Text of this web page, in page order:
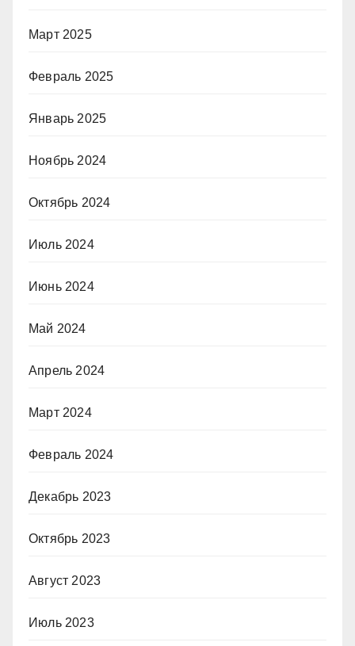
Март 2025
Февраль 2025
Январь 2025
Ноябрь 2024
Октябрь 2024
Июль 2024
Июнь 2024
Май 2024
Апрель 2024
Март 2024
Февраль 2024
Декабрь 2023
Октябрь 2023
Август 2023
Июль 2023